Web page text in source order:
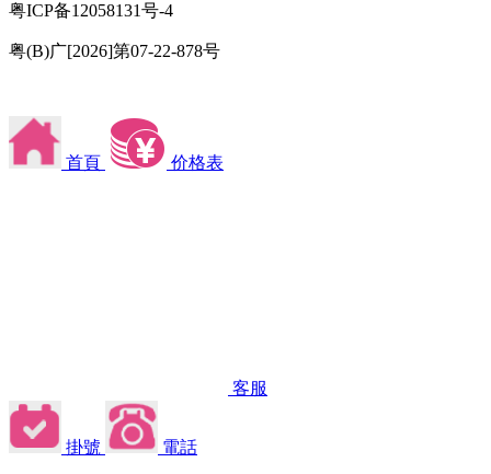
粤ICP备12058131号-4
粤(B)广[2026]第07-22-878号
首頁 价格表
客服
掛號 電話